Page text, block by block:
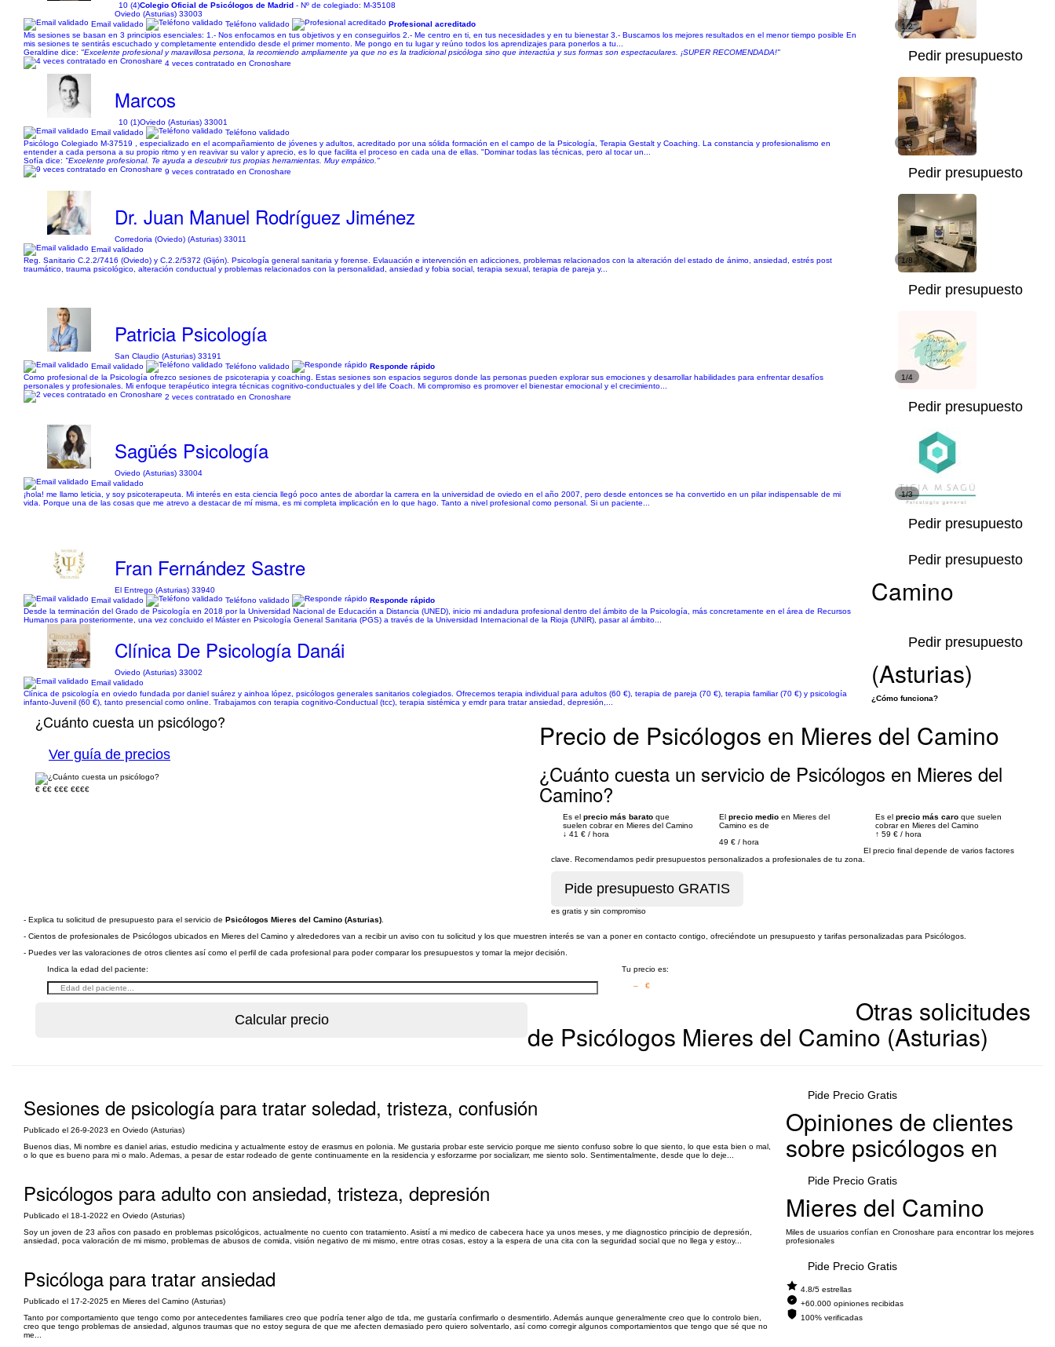
10 (4)Colegio Oficial de Psicólogos de Madrid - Nº de colegiado: M-35108
Oviedo (Asturias) 33003
Email validado
Teléfono validado
Profesional acreditado
Mis sesiones se basan en 3 principios esenciales: 1.- Nos enfocamos en tus objetivos y en conseguirlos 2.- Me centro en ti, en tus necesidades y en tu bienestar 3.- Buscamos los mejores resultados en el menor tiempo posible En
mis sesiones te sentirás escuchado y completamente entendido desde el primer momento. Me pongo en tu lugar y reúno todos los aprendizajes para ponerlos a tu...
Geraldine dice: "Excelente profesional y maravillosa persona, la recomiendo ampliamente ya que no es la tradicional psicóloga sino que interactúa y sus formas son espectaculares. ¡SUPER RECOMENDADA!"
4 veces contratado en Cronoshare
1/2
Pedir presupuesto
Marcos
10 (1)Oviedo (Asturias) 33001
Email validado
Teléfono validado
Psicólogo Colegiado M-37519 , especializado en el acompañamiento de jóvenes y adultos, acreditado por una sólida formación en el campo de la Psicología, Terapia Gestalt y Coaching. La constancia y profesionalismo en
entender a cada persona a su propio ritmo y en reavivar su valor y aprecio, es lo que facilita el proceso en cada una de ellas. "Dominar todas las técnicas, pero al tocar un...
Sofía dice: "Excelente profesional. Te ayuda a descubrir tus propias herramientas. Muy empático."
9 veces contratado en Cronoshare
1/3
Pedir presupuesto
Dr. Juan Manuel Rodríguez Jiménez
Corredoria (Oviedo) (Asturias) 33011
Email validado
Reg. Sanitario C.2.2/7416 (Oviedo) y C.2.2/5372 (Gijón). Psicología general sanitaria y forense. Evlauación e intervención en adicciones, problemas relacionados con la alteración del estado de ánimo, ansiedad, estrés post
traumático, trauma psicológico, alteración conductual y problemas relacionados con la personalidad, ansiedad y fobia social, terapia sexual, terapia de pareja y...
1/8
Pedir presupuesto
Patricia Psicología
San Claudio (Asturias) 33191
Email validado
Teléfono validado
Responde rápido
Como profesional de la Psicología ofrezco sesiones de psicoterapia y coaching. Estas sesiones son espacios seguros donde las personas pueden explorar sus emociones y desarrollar habilidades para enfrentar desafíos
personales y profesionales. Mi enfoque terapéutico integra técnicas cognitivo-conductuales y del life Coach. Mi compromiso es promover el bienestar emocional y el crecimiento...
2 veces contratado en Cronoshare
1/4
Pedir presupuesto
Sagüés Psicología
Oviedo (Asturias) 33004
Email validado
¡hola! me llamo leticia, y soy psicoterapeuta. Mi interés en esta ciencia llegó poco antes de abordar la carrera en la universidad de oviedo en el año 2007, pero desde entonces se ha convertido en un pilar indispensable de mi
vida. Porque una de las cosas que me atrevo a destacar de mí misma, es mi completa implicación en lo que hago. Tanto a nivel profesional como personal. Si un paciente...
1/3
Pedir presupuesto
Fran Fernández Sastre
El Entrego (Asturias) 33940
Email validado
Teléfono validado
Responde rápido
Desde la terminación del Grado de Psicología en 2018 por la Universidad Nacional de Educación a Distancia (UNED), inicio mi andadura profesional dentro del ámbito de la Psicología, más concretamente en el área de Recursos
Humanos para posteriormente, una vez concluido el Máster en Psicología General Sanitaria (PGS) a través de la Universidad Internacional de la Rioja (UNIR), pasar al ámbito...
Pedir presupuesto
Clínica De Psicología Danái
Oviedo (Asturias) 33002
Email validado
Clínica de psicología en oviedo fundada por daniel suárez y ainhoa lópez, psicólogos generales sanitarios colegiados. Ofrecemos terapia individual para adultos (60 €), terapia de pareja (70 €), terapia familiar (70 €) y psicología
infanto-Juvenil (60 €), tanto presencial como online. Trabajamos con terapia cognitivo-Conductual (tcc), terapia sistémica y emdr para tratar ansiedad, depresión,...
Pedir presupuesto
¿Cuánto cuesta un psicólogo?
Ver guía de precios
€ €€ €€€ €€€€
Precio de Psicólogos en Mieres del Camino
¿Cuánto cuesta un servicio de Psicólogos en Mieres del
Camino?
Es el precio más barato que
suelen cobrar en Mieres del Camino
↓ 41 € / hora
El precio medio en Mieres del
Camino es de
49 € / hora
Es el precio más caro que suelen
cobrar en Mieres del Camino
↑ 59 € / hora
El precio final depende de varios factores
clave. Recomendamos pedir presupuestos personalizados a profesionales de tu zona.
es gratis y sin compromiso
Camino
(Asturias)
¿Cómo funciona?
- Explica tu solicitud de presupuesto para el servicio de Psicólogos Mieres del Camino (Asturias)
- Cientos de profesionales de Psicólogos ubicados en Mieres del Camino y alrededores van a recibir un aviso con tu solicitud y los que muestren interés se van a poner en contacto contigo, ofreciéndote un presupuesto y tarifas personalizadas para Psicólogos.
- Puedes ver las valoraciones de otros clientes así como el perfil de cada profesional para poder comparar los presupuestos y tomar la mejor decisión.
Indica la edad del paciente:
Tu precio es:
– €
Otras solicitudes
de Psicólogos Mieres del Camino (Asturias)
Sesiones de psicología para tratar soledad, tristeza, confusión
Publicado el 26-9-2023 en Oviedo (Asturias)
Buenos dias, Mi nombre es daniel arias, estudio medicina y actualmente estoy de erasmus en polonia. Me gustaria probar este servicio porque me siento confuso sobre lo que siento, lo que esta bien o mal,
o lo que es bueno para mi o malo. Ademas, a pesar de estar rodeado de gente continuamente en la residencia y esforzarme por socializarr, me siento solo. Sentimentalmente, desde que lo deje...
Pide Precio Gratis
Psicólogos para adulto con ansiedad, tristeza, depresión
Publicado el 18-1-2022 en Oviedo (Asturias)
Soy un joven de 23 años con pasado en problemas psicológicos, actualmente no cuento con tratamiento. Asistí a mi medico de cabecera hace ya unos meses, y me diagnostico principio de depresión,
ansiedad, poca valoración de mi mismo, problemas de abusos de comida, visión negativo de mi mismo, entre otras cosas, estoy a la espera de una cita con la seguridad social que no llega y estoy...
Pide Precio Gratis
Psicóloga para tratar ansiedad
Publicado el 17-2-2025 en Mieres del Camino (Asturias)
Tanto por comportamiento que tengo como por antecedentes familiares creo que podría tener algo de tda, me gustaría confirmarlo o desmentirlo. Además aunque generalmente creo que lo controlo bien,
creo que tengo problemas de ansiedad, algunos traumas que no estoy segura de que me afecten demasiado pero quiero solventarlo, así como corregir algunos comportamientos que tengo que sé que no
me...
Pide Precio Gratis
Opiniones de clientes
sobre psicólogos en
Mieres del Camino
Miles de usuarios confían en Cronoshare para encontrar los mejores
profesionales
4.8/5 estrellas
+60.000 opiniones recibidas
100% verificadas